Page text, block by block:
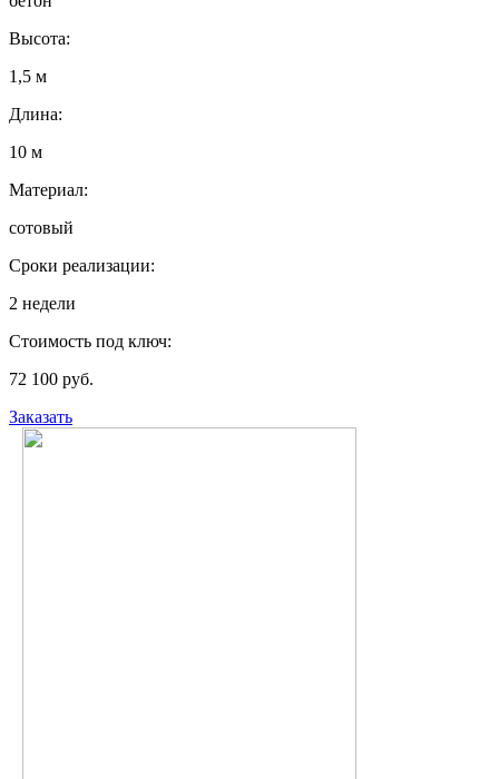
Высота:
1,5 м
Длина:
10 м
Материал:
сотовый
Сроки реализации:
2 недели
Стоимость под ключ:
72 100 руб.
Заказать